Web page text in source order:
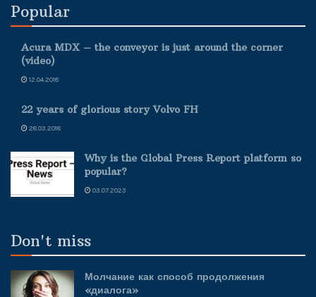
Popular
Acura MDX – the conveyor is just around the corner
(video)
12.04.2018
22 years of glorious story Volvo FH
28.03.2018
Why is the Global Press Report platform so
popular?
03.07.2023
Don't miss
Молчание как способ продолжения
«диалога»